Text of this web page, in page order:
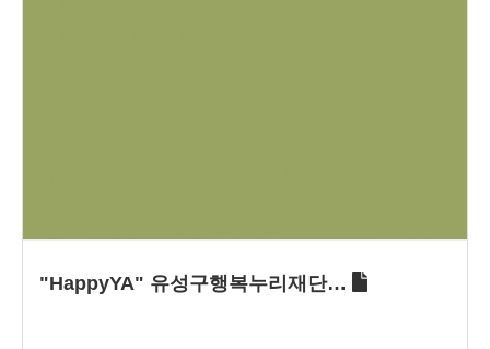
"HappyYA" 유성구행복누리재단…